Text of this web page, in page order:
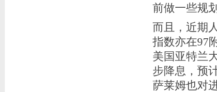
前做一些规
而且，近期
指数亦在97
美国亚特兰
步降息，预
萨莱姆也对